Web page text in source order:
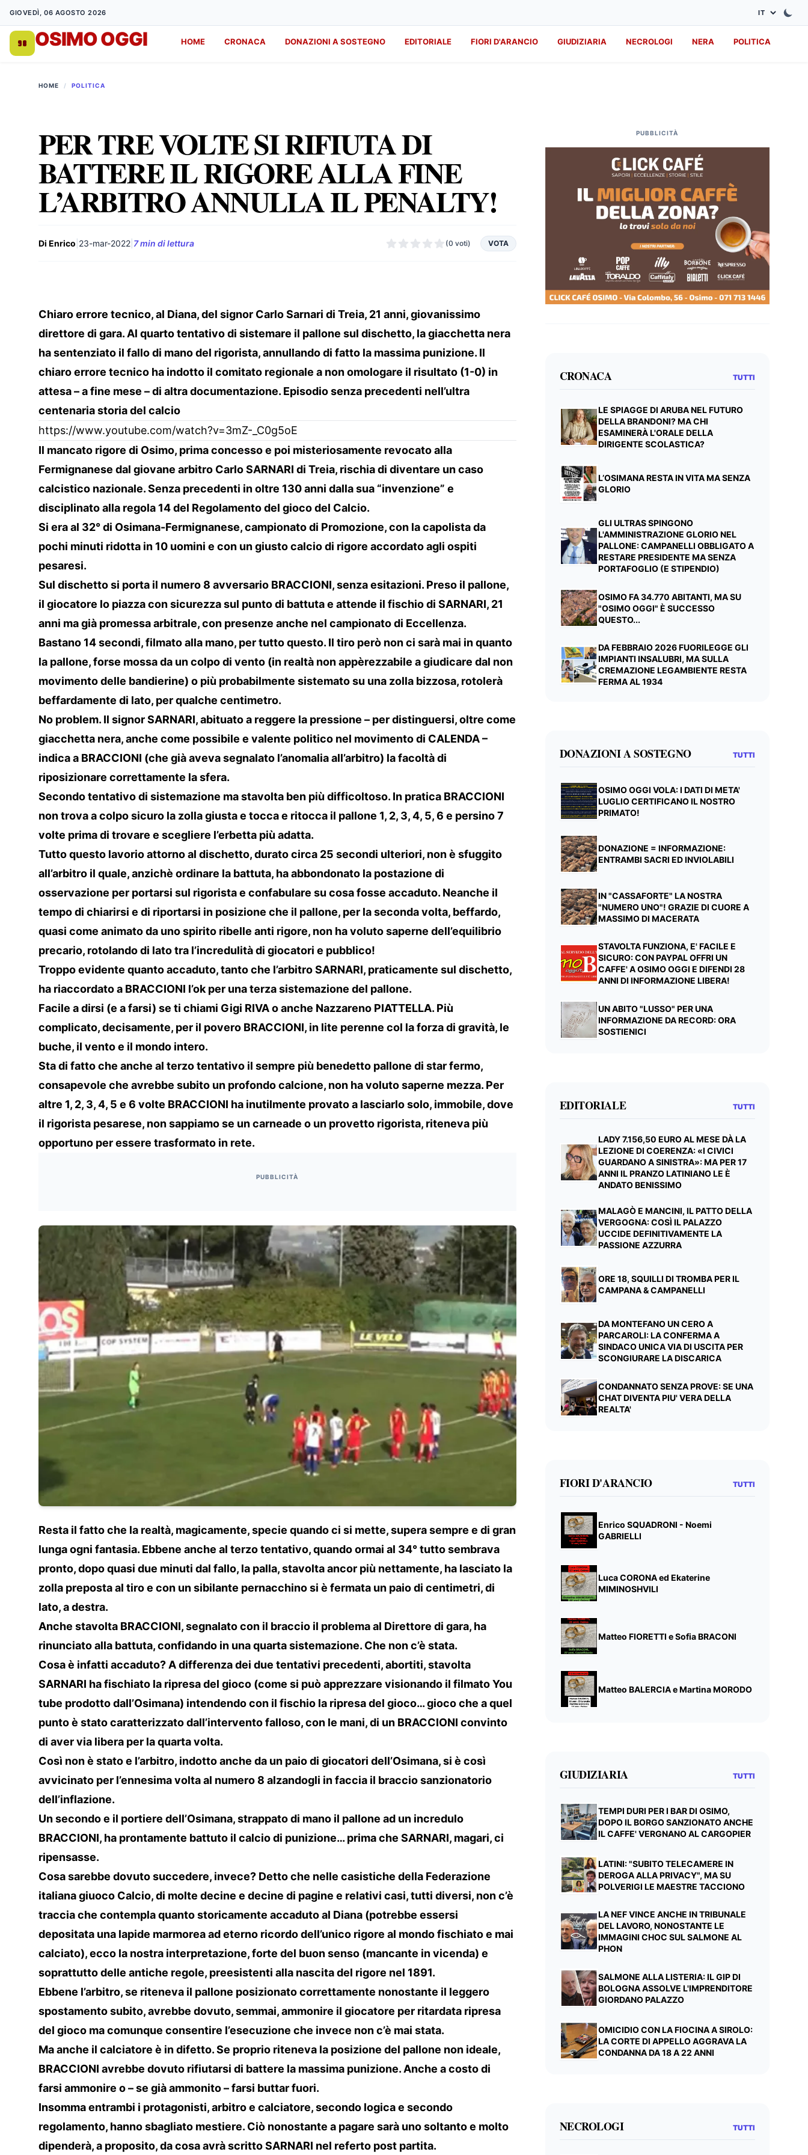
GIOVEDÌ, 06 AGOSTO 2026
OSIMO OGGI HOME CRONACA DONAZIONI A SOSTEGNO EDITORIALE FIORI D'ARANCIO GIUDIZIARIA NECROLOGI NERA POLITICA
HOME / POLITICA
PER TRE VOLTE SI RIFIUTA DI
BATTERE IL RIGORE ALLA FINE
L’ARBITRO ANNULLA IL PENALTY!
Di Enrico 23-mar-2022 7 min di lettura (0 voti) VOTA
Chiaro errore tecnico, al Diana, del signor Carlo Sarnari di Treia, 21 anni, giovanissimo
direttore di gara. Al quarto tentativo di sistemare il pallone sul dischetto, la giacchetta nera
ha sentenziato il fallo di mano del rigorista, annullando di fatto la massima punizione. Il
chiaro errore tecnico ha indotto il comitato regionale a non omologare il risultato (1-0) in
attesa – a fine mese – di altra documentazione. Episodio senza precedenti nell’ultra
centenaria storia del calcio
https://www.youtube.com/watch?v=3mZ-_C0g5oE
Il mancato rigore di Osimo, prima concesso e poi misteriosamente revocato alla
Fermignanese dal giovane arbitro Carlo SARNARI di Treia, rischia di diventare un caso
calcistico nazionale. Senza precedenti in oltre 130 anni dalla sua “invenzione” e
disciplinato alla regola 14 del Regolamento del gioco del Calcio.
Si era al 32° di Osimana-Fermignanese, campionato di Promozione, con la capolista da
pochi minuti ridotta in 10 uomini e con un giusto calcio di rigore accordato agli ospiti
pesaresi.
Sul dischetto si porta il numero 8 avversario BRACCIONI, senza esitazioni. Preso il pallone,
il giocatore lo piazza con sicurezza sul punto di battuta e attende il fischio di SARNARI, 21
anni ma già promessa arbitrale, con presenze anche nel campionato di Eccellenza.
Bastano 14 secondi, filmato alla mano, per tutto questo. Il tiro però non ci sarà mai in quanto
la pallone, forse mossa da un colpo di vento (in realtà non appèrezzabile a giudicare dal non
movimento delle bandierine) o più probabilmente sistemato su una zolla bizzosa, rotolerà
beffardamente di lato, per qualche centimetro.
No problem. Il signor SARNARI, abituato a reggere la pressione – per distinguersi, oltre come
giacchetta nera, anche come possibile e valente politico nel movimento di CALENDA –
indica a BRACCIONI (che già aveva segnalato l’anomalia all’arbitro) la facoltà di
riposizionare correttamente la sfera.
Secondo tentativo di sistemazione ma stavolta ben più difficoltoso. In pratica BRACCIONI
non trova a colpo sicuro la zolla giusta e tocca e ritocca il pallone 1, 2, 3, 4, 5, 6 e persino 7
volte prima di trovare e scegliere l’erbetta più adatta.
Tutto questo lavorio attorno al dischetto, durato circa 25 secondi ulteriori, non è sfuggito
all’arbitro il quale, anzichè ordinare la battuta, ha abbondonato la postazione di
osservazione per portarsi sul rigorista e confabulare su cosa fosse accaduto. Neanche il
tempo di chiarirsi e di riportarsi in posizione che il pallone, per la seconda volta, beffardo,
quasi come animato da uno spirito ribelle anti rigore, non ha voluto saperne dell’equilibrio
precario, rotolando di lato tra l’incredulità di giocatori e pubblico!
Troppo evidente quanto accaduto, tanto che l’arbitro SARNARI, praticamente sul dischetto,
ha riaccordato a BRACCIONI l’ok per una terza sistemazione del pallone.
Facile a dirsi (e a farsi) se ti chiami Gigi RIVA o anche Nazzareno PIATTELLA. Più
complicato, decisamente, per il povero BRACCIONI, in lite perenne col la forza di gravità, le
buche, il vento e il mondo intero.
Sta di fatto che anche al terzo tentativo il sempre più benedetto pallone di star fermo,
consapevole che avrebbe subito un profondo calcione, non ha voluto saperne mezza. Per
altre 1, 2, 3, 4, 5 e 6 volte BRACCIONI ha inutilmente provato a lasciarlo solo, immobile, dove
il rigorista pesarese, non sappiamo se un carneade o un provetto rigorista, riteneva più
opportuno per essere trasformato in rete.
PUBBLICITÀ
Resta il fatto che la realtà, magicamente, specie quando ci si mette, supera sempre e di gran
lunga ogni fantasia. Ebbene anche al terzo tentativo, quando ormai al 34° tutto sembrava
pronto, dopo quasi due minuti dal fallo, la palla, stavolta ancor più nettamente, ha lasciato la
zolla preposta al tiro e con un sibilante pernacchino si è fermata un paio di centimetri, di
lato, a destra.
Anche stavolta BRACCIONI, segnalato con il braccio il problema al Direttore di gara, ha
rinunciato alla battuta, confidando in una quarta sistemazione. Che non c’è stata.
Cosa è infatti accaduto? A differenza dei due tentativi precedenti, abortiti, stavolta
SARNARI ha fischiato la ripresa del gioco (come si può apprezzare visionando il filmato You
tube prodotto dall’Osimana) intendendo con il fischio la ripresa del gioco… gioco che a quel
punto è stato caratterizzato dall’intervento falloso, con le mani, di un BRACCIONI convinto
di aver via libera per la quarta volta.
Così non è stato e l’arbitro, indotto anche da un paio di giocatori dell’Osimana, si è così
avvicinato per l’ennesima volta al numero 8 alzandogli in faccia il braccio sanzionatorio
dell’inflazione.
Un secondo e il portiere dell’Osimana, strappato di mano il pallone ad un incredulo
BRACCIONI, ha prontamente battuto il calcio di punizione… prima che SARNARI, magari, ci
ripensasse.
Cosa sarebbe dovuto succedere, invece? Detto che nelle casistiche della Federazione
italiana giuoco Calcio, di molte decine e decine di pagine e relativi casi, tutti diversi, non c’è
traccia che contempla quanto storicamente accaduto al Diana (potrebbe essersi
depositata una lapide marmorea ad eterno ricordo dell’unico rigore al mondo fischiato e mai
calciato), ecco la nostra interpretazione, forte del buon senso (mancante in vicenda) e
soprattutto delle antiche regole, preesistenti alla nascita del rigore nel 1891.
Ebbene l’arbitro, se riteneva il pallone posizionato correttamente nonostante il leggero
spostamento subito, avrebbe dovuto, semmai, ammonire il giocatore per ritardata ripresa
del gioco ma comunque consentire l’esecuzione che invece non c’è mai stata.
Ma anche il calciatore è in difetto. Se proprio riteneva la posizione del pallone non ideale,
BRACCIONI avrebbe dovuto rifiutarsi di battere la massima punizione. Anche a costo di
farsi ammonire o – se già ammonito – farsi buttar fuori.
Insomma entrambi i protagonisti, arbitro e calciatore, secondo logica e secondo
regolamento, hanno sbagliato mestiere. Ciò nonostante a pagare sarà uno soltanto e molto
dipenderà, a proposito, da cosa avrà scritto SARNARI nel referto post partita.
PUBBLICITÀ
CRONACA TUTTI
LE SPIAGGE DI ARUBA NEL FUTURO
DELLA BRANDONI? MA CHI
ESAMINERÀ L'ORALE DELLA
DIRIGENTE SCOLASTICA?
L’OSIMANA RESTA IN VITA MA SENZA
GLORIO
GLI ULTRAS SPINGONO
L'AMMINISTRAZIONE GLORIO NEL
PALLONE: CAMPANELLI OBBLIGATO A
RESTARE PRESIDENTE MA SENZA
PORTAFOGLIO (E STIPENDIO)
OSIMO FA 34.770 ABITANTI, MA SU
"OSIMO OGGI" È SUCCESSO
QUESTO...
DA FEBBRAIO 2026 FUORILEGGE GLI
IMPIANTI INSALUBRI, MA SULLA
CREMAZIONE LEGAMBIENTE RESTA
FERMA AL 1934
DONAZIONI A SOSTEGNO TUTTI
OSIMO OGGI VOLA: I DATI DI META'
LUGLIO CERTIFICANO IL NOSTRO
PRIMATO!
DONAZIONE = INFORMAZIONE:
ENTRAMBI SACRI ED INVIOLABILI
IN "CASSAFORTE" LA NOSTRA
"NUMERO UNO"! GRAZIE DI CUORE A
MASSIMO DI MACERATA
STAVOLTA FUNZIONA, E' FACILE E
SICURO: CON PAYPAL OFFRI UN
CAFFE' A OSIMO OGGI E DIFENDI 28
ANNI DI INFORMAZIONE LIBERA!
UN ABITO "LUSSO" PER UNA
INFORMAZIONE DA RECORD: ORA
SOSTIENICI
EDITORIALE TUTTI
LADY 7.156,50 EURO AL MESE DÀ LA
LEZIONE DI COERENZA: «I CIVICI
GUARDANO A SINISTRA»: MA PER 17
ANNI IL PRANZO LATINIANO LE È
ANDATO BENISSIMO
MALAGÒ E MANCINI, IL PATTO DELLA
VERGOGNA: COSÌ IL PALAZZO
UCCIDE DEFINITIVAMENTE LA
PASSIONE AZZURRA
ORE 18, SQUILLI DI TROMBA PER IL
CAMPANA & CAMPANELLI
DA MONTEFANO UN CERO A
PARCAROLI: LA CONFERMA A
SINDACO UNICA VIA DI USCITA PER
SCONGIURARE LA DISCARICA
CONDANNATO SENZA PROVE: SE UNA
CHAT DIVENTA PIU' VERA DELLA
REALTA'
FIORI D'ARANCIO TUTTI
Enrico SQUADRONI - Noemi
GABRIELLI
Luca CORONA ed Ekaterine
MIMINOSHVILI
Matteo FIORETTI e Sofia BRACONI
Matteo BALERCIA e Martina MORODO
GIUDIZIARIA TUTTI
TEMPI DURI PER I BAR DI OSIMO,
DOPO IL BORGO SANZIONATO ANCHE
IL CAFFE' VERGNANO AL CARGOPIER
LATINI: "SUBITO TELECAMERE IN
DEROGA ALLA PRIVACY", MA SU
POLVERIGI LE MAESTRE TACCIONO
LA NEF VINCE ANCHE IN TRIBUNALE
DEL LAVORO, NONOSTANTE LE
IMMAGINI CHOC SUL SALMONE AL
PHON
SALMONE ALLA LISTERIA: IL GIP DI
BOLOGNA ASSOLVE L'IMPRENDITORE
GIORDANO PALAZZO
OMICIDIO CON LA FIOCINA A SIROLO:
LA CORTE DI APPELLO AGGRAVA LA
CONDANNA DA 18 A 22 ANNI
NECROLOGI TUTTI